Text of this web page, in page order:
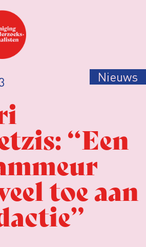
Nieuws
“Een
toe aan